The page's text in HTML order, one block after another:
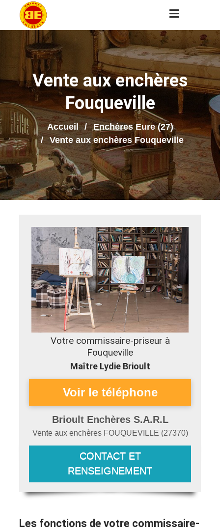
Vente aux enchères
Fouqueville
Accueil
Enchères Eure (27)
Vente aux enchères Fouqueville
Votre commissaire-priseur à
Fouqueville
Maître Lydie Brioult
Brioult Enchères S.A.R.L
Vente aux enchères FOUQUEVILLE (27370)
CONTACT ET
RENSEIGNEMENT
Les fonctions de votre commissaire-